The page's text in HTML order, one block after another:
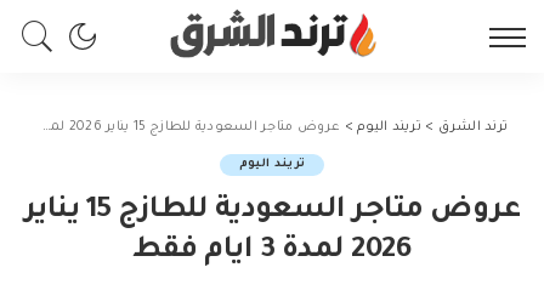
ترند الشرق > تريند اليوم> عروض متاجر السعودية للطازج 15 يناير 2026 لمدة 3 ايام فقط
تريند اليوم
عروض متاجر السعودية للطازج 15 يناير
2026 لمدة 3 ايام فقط